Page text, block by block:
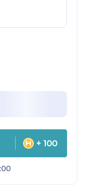
+ 100